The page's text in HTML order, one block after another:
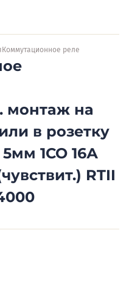
Коммутационное реле
монтаж на
в розетку
1CO 16А
RTII